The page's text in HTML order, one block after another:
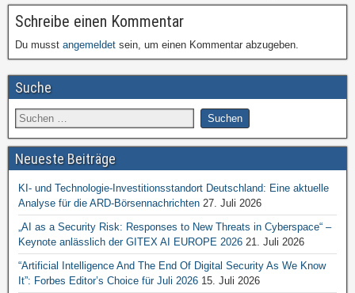
Schreibe einen Kommentar
Du musst angemeldet sein, um einen Kommentar abzugeben.
Suche
Neueste Beiträge
KI- und Technologie-Investitionsstandort Deutschland: Eine aktuelle
Analyse für die ARD-Börsennachrichten 27. Juli 2026
„AI as a Security Risk: Responses to New Threats in Cyberspace“ –
Keynote anlässlich der GITEX AI EUROPE 2026 21. Juli 2026
“Artificial Intelligence And The End Of Digital Security As We Know
It”: Forbes Editor’s Choice für Juli 2026 15. Juli 2026